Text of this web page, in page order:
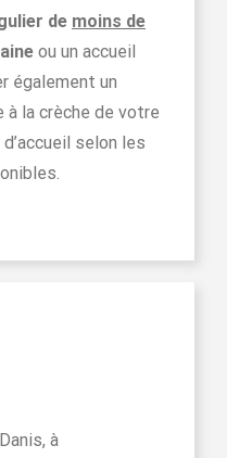
de moins de
ou un accueil
également un
à la crèche de votre
selon les
à